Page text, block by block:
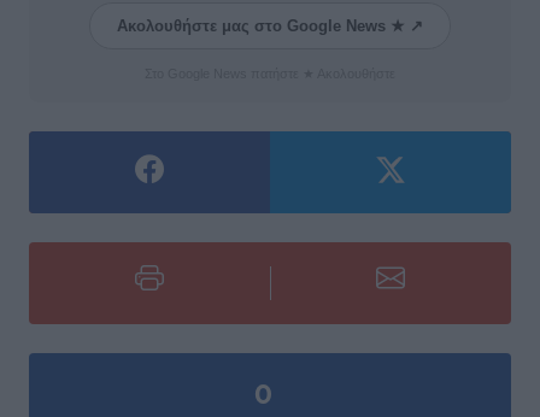
Ακολουθήστε μας στο Google News ★ ↗
0